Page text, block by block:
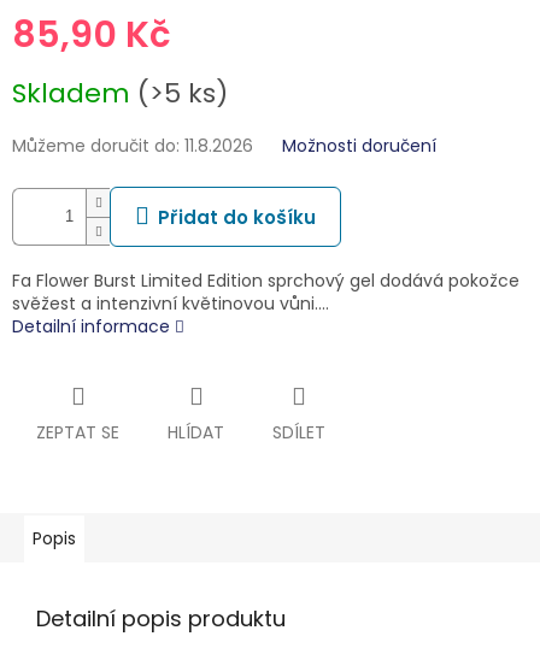
85,90 Kč
cena:
Skladem (>5 ks)
Můžeme doručit do: 11.8.2026 Možnosti doručení
Přidat do košíku
Fa Flower Burst Limited Edition sprchový gel dodává pokožce
svěžest a intenzivní květinovou vůni.…
Detailní informace
ZEPTAT SE HLÍDAT SDÍLET
Popis
Detailní popis produktu